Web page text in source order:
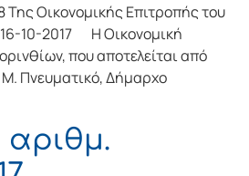
Της Οικονομικής Επιτρoπής τoυ
10-2017 Η Οικονομική
πoυ απoτελείται από
Πνευματικό, Δήμαρχo